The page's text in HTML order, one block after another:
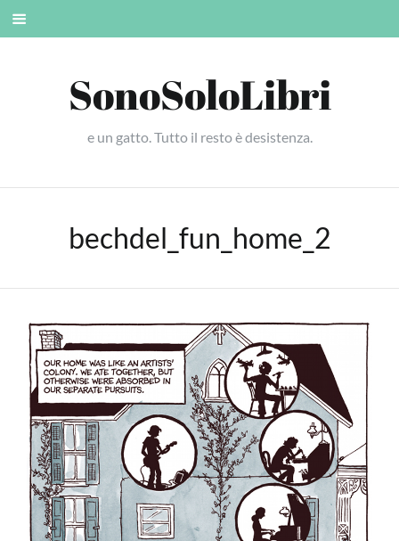
Skip
SonoSoloLibri
e un gatto. Tutto il resto è desistenza.
bechdel_fun_home_2